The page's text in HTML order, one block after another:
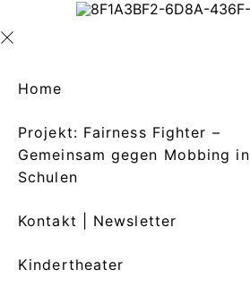
Home
Projekt: Fairness Fighter –
Gemeinsam gegen Mobbing in
Schulen
Kontakt | Newsletter
Kindertheater